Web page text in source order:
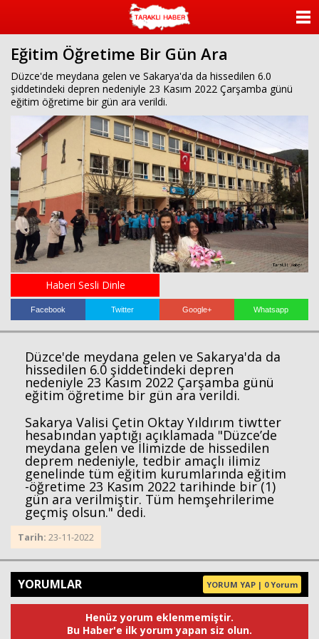
Eğitim Öğretime Bir Gün Ara
Düzce'de meydana gelen ve Sakarya'da da hissedilen 6.0
şiddetindeki depren nedeniyle 23 Kasım 2022 Çarşamba günü
eğitim öğretime bir gün ara verildi.
Haberi Sesli Dinle
Facebook Twitter Google+ Whatsapp
Düzce'de meydana gelen ve Sakarya'da da
hissedilen 6.0 şiddetindeki depren
nedeniyle 23 Kasım 2022 Çarşamba günü
eğitim öğretime bir gün ara verildi.
Sakarya Valisi Çetin Oktay Yıldırım tiwtter
hesabından yaptığı açıklamada "Düzce’de
meydana gelen ve İlimizde de hissedilen
deprem nedeniyle, tedbir amaçlı ilimiz
genelinde tüm eğitim kurumlarında eğitim
-öğretime 23 Kasım 2022 tarihinde bir (1)
gün ara verilmiştir. Tüm hemşehrilerime
geçmiş olsun." dedi.
Tarih: 23-11-2022
YORUMLAR YORUM YAP | 0 Yorum
Henüz yorum eklenmemiştir.
Bu Haber'e ilk yorum yapan siz olun.
KATEGORİLER
YAZARLAR
ANKETLER
FOTO GALERİ
VİDEO GALERİ
KÜNYE
İLETİŞİM
Haberin Doğru Adresi.